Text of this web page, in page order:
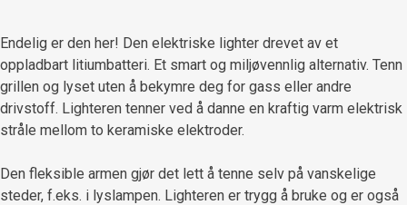
Endelig er den her! Den elektriske lighter drevet av et
oppladbart litiumbatteri. Et smart og miljøvennlig alternativ. Tenn
grillen og lyset uten å bekymre deg for gass eller andre
drivstoff. Lighteren tenner ved å danne en kraftig varm elektrisk
stråle mellom to keramiske elektroder.
Den fleksible armen gjør det lett å tenne selv på vanskelige
steder, f.eks. i lyslampen. Lighteren er trygg å bruke og er også